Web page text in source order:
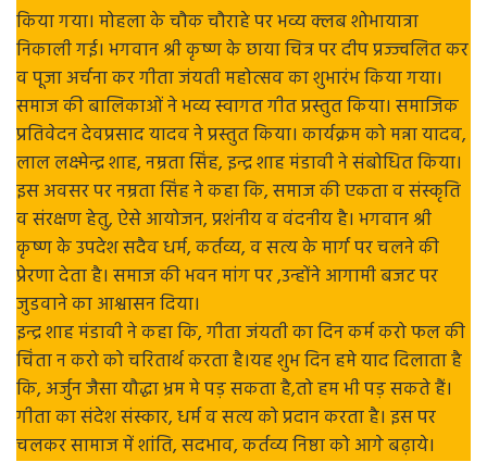
किया गया। मोहला के चौक चौराहे पर भव्य क्लब शोभायात्रा
निकाली गई। भगवान श्री कृष्ण के छाया चित्र पर दीप प्रज्ज्वलित कर
व पूजा अर्चना कर गीता जंयती महोत्सव का शुभारंभ किया गया।
समाज की बालिकाओं ने भव्य स्वागत गीत प्रस्तुत किया। समाजिक
प्रतिवेदन देवप्रसाद यादव ने प्रस्तुत किया। कार्यक्रम को मन्ना यादव,
लाल लक्ष्मेन्द्र शाह, नम्रता सिंह, इन्द्र शाह मंडावी ने संबोधित किया।
इस अवसर पर नम्रता सिंह ने कहा कि, समाज की एकता व संस्कृति
व संरक्षण हेतु, ऐसे आयोजन, प्रशंनीय व वंदनीय है। भगवान श्री
कृष्ण के उपदेश सदैव धर्म, कर्तव्य, व सत्य के मार्ग पर चलने की
प्रेरणा देता है। समाज की भवन मांग पर ,उन्होंने आगामी बजट पर
जुडवाने का आश्वासन दिया।
इन्द्र शाह मंडावी ने कहा कि, गीता जंयती का दिन कर्म करो फल की
चिंता न करो को चरितार्थ करता है।यह शुभ दिन हमे याद दिलाता है
कि, अर्जुन जैसा यौद्धा भ्रम मे पड़ सकता है,तो हम भी पड़ सकते हैं।
गीता का संदेश संस्कार, धर्म व सत्य को प्रदान करता है। इस पर
चलकर सामाज में शांति, सदभाव, कर्तव्य निष्ठा को आगे बढ़ाये।